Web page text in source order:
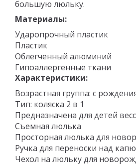
большую люльку.
Материалы:
Ударопрочный пластик
Пластик
Облегченный алюминий
Гипоаллергенные ткани
Характеристики:
Возрастная группа: с
Тип: коляска 2 в 1
Предназначена для детей
Съемная люлька
Просторная люлька для
Ручка для переноски над
Чехол на люльку для